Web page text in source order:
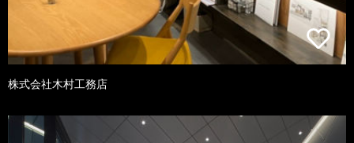
株式会社木村工務店